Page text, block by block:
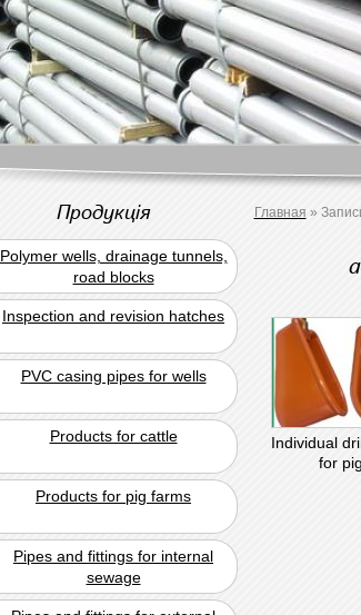
Главная »
Individual
for
Продукція
Polymer wells, drainage tunnels,
road blocks
Inspection and revision hatches
PVC casing pipes for wells
Products for cattle
Products for pig farms
Pipes and fittings for internal
sewage